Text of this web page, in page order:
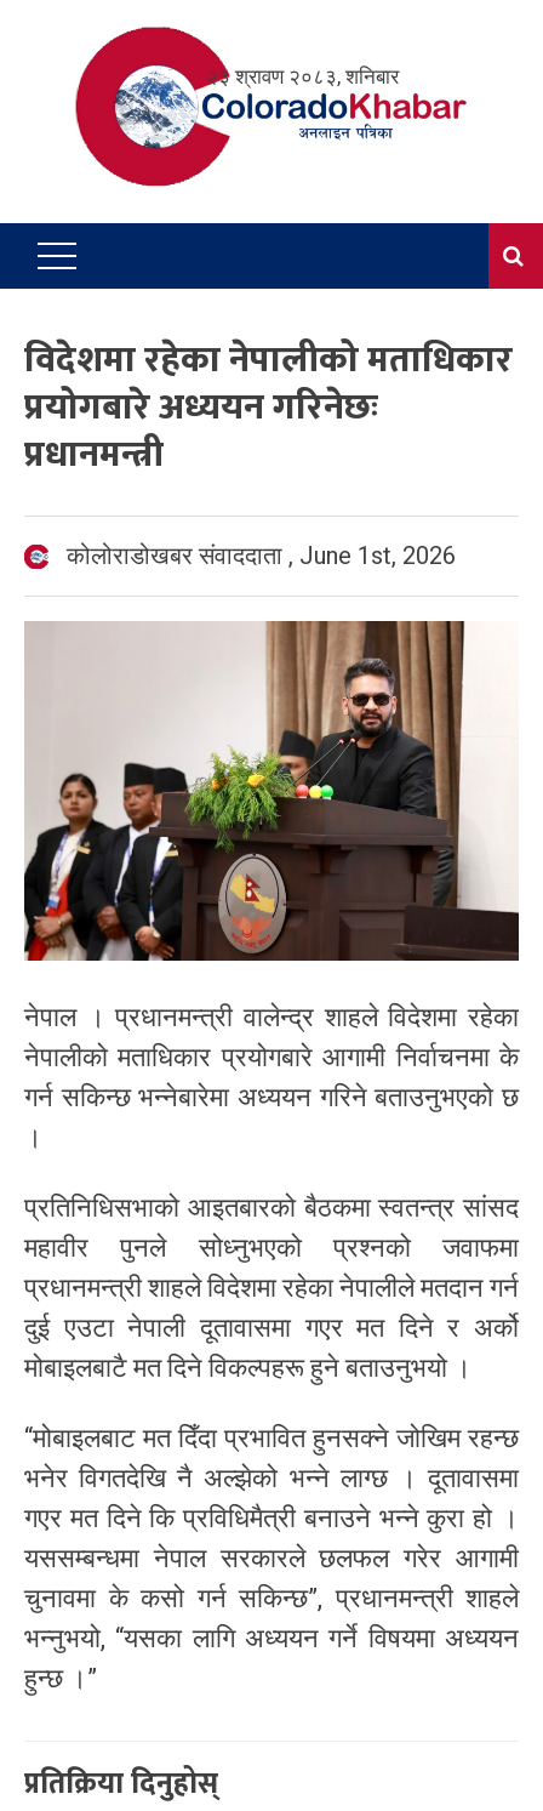
२३ श्रावण २०८३, शनिबार
विदेशमा रहेका नेपालीको मताधिकार
प्रयोगबारे अध्ययन गरिनेछः
प्रधानमन्त्री
कोलोराडोखबर संवाददाता , June 1st, 2026
नेपाल । प्रधानमन्त्री वालेन्द्र शाहले विदेशमा रहेका
नेपालीको मताधिकार प्रयोगबारे आगामी निर्वाचनमा के
गर्न सकिन्छ भन्नेबारेमा अध्ययन गरिने बताउनुभएको छ
।
प्रतिनिधिसभाको आइतबारको बैठकमा स्वतन्त्र सांसद
महावीर पुनले सोध्नुभएको प्रश्नको जवाफमा
प्रधानमन्त्री शाहले विदेशमा रहेका नेपालीले मतदान गर्न
दुई एउटा नेपाली दूतावासमा गएर मत दिने र अर्को
मोबाइलबाटै मत दिने विकल्पहरू हुने बताउनुभयो ।
“मोबाइलबाट मत दिँदा प्रभावित हुनसक्ने जोखिम रहन्छ
भनेर विगतदेखि नै अल्झेको भन्ने लाग्छ । दूतावासमा
गएर मत दिने कि प्रविधिमैत्री बनाउने भन्ने कुरा हो ।
यससम्बन्धमा नेपाल सरकारले छलफल गरेर आगामी
चुनावमा के कसो गर्न सकिन्छ”, प्रधानमन्त्री शाहले
भन्नुभयो, “यसका लागि अध्ययन गर्ने विषयमा अध्ययन
हुन्छ ।”
प्रतिक्रिया दिनुहोस्